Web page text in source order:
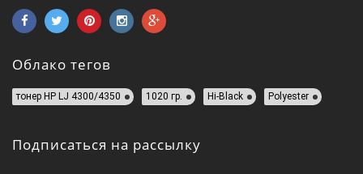
Облако тегов
тонер HP LJ 4300/4350 1020 гр. Hi-Black Polyester
Подписаться на рассылку